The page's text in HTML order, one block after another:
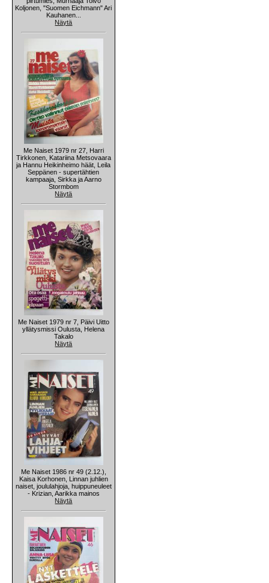
Koljonen, "Suomen Eichmann" Ari
Kauhanen...
Näytä
Me Naiset 1979 nr 27, Harri
Tirkkonen, Katariina Metsovaara
ja Hannu Heikinheimo häät, Leila
Seppänen - supertähtien
kampaaja, Sirkka ja Aarno
Stormbom
Näytä
Me Naiset 1979 nr 7, Päivi Uitto
yllätysmissi Oulusta, Helena
Takalo
Näytä
Me Naiset 1986 nr 49 (2.12.),
Kaisa Korhonen, Linnan juhlien
naiset, joululahjoja, huippuneuleet
- Krizian, Aarikka mainos
Näytä